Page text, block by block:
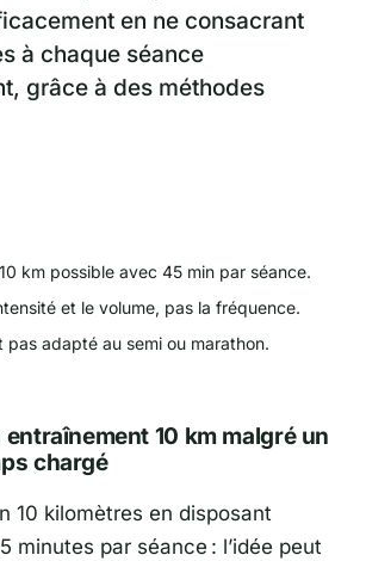
en ne consacrant
à chaque séance
grâce à des méthodes
km possible avec 45 min par séance.
et le volume, pas la fréquence.
pas adapté au semi ou marathon.
10 km malgré un
chargé
10 kilomètres en disposant
minutes par séance : l’idée peut